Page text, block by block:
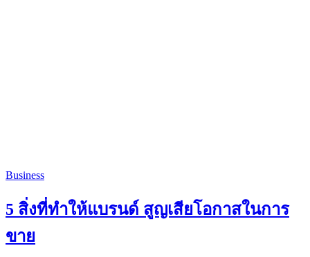
Business
5 สิ่งที่ทำให้แบรนด์ สูญเสียโอกาสในการ
ขาย